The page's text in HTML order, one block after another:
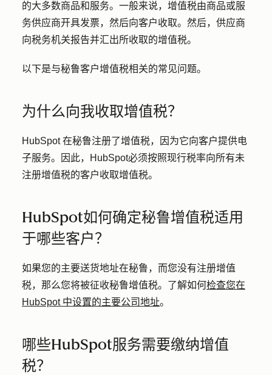
的大多数商品和服务。一般来说，增值税由商品或服
务供应商开具发票，然后向客户收取。然后，供应商
向税务机关报告并汇出所收取的增值税。
以下是与秘鲁客户增值税相关的常见问题。
为什么向我收取增值税？
HubSpot 在秘鲁注册了增值税，因为它向客户提供电
子服务。因此，HubSpot必须按照现行税率向所有未
注册增值税的客户收取增值税。
HubSpot如何确定秘鲁增值税适用
于哪些客户？
如果您的主要送货地址在秘鲁，而您没有注册增值
税，那么您将被征收秘鲁增值税。了解如何检查您在
HubSpot 中设置的主要公司地址。
哪些HubSpot服务需要缴纳增值
税？